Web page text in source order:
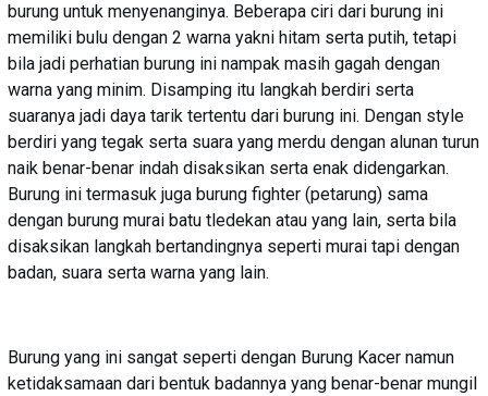
burung untuk menyenanginya. Beberapa ciri dari burung ini
memiliki bulu dengan 2 warna yakni hitam serta putih, tetapi
bila jadi perhatian burung ini nampak masih gagah dengan
warna yang minim. Disamping itu langkah berdiri serta
suaranya jadi daya tarik tertentu dari burung ini. Dengan style
berdiri yang tegak serta suara yang merdu dengan alunan turun
naik benar-benar indah disaksikan serta enak didengarkan.
Burung ini termasuk juga burung fighter (petarung) sama
dengan burung murai batu tledekan atau yang lain, serta bila
disaksikan langkah bertandingnya seperti murai tapi dengan
badan, suara serta warna yang lain.
Burung yang ini sangat seperti dengan Burung Kacer namun
ketidaksamaan dari bentuk badannya yang benar-benar mungil